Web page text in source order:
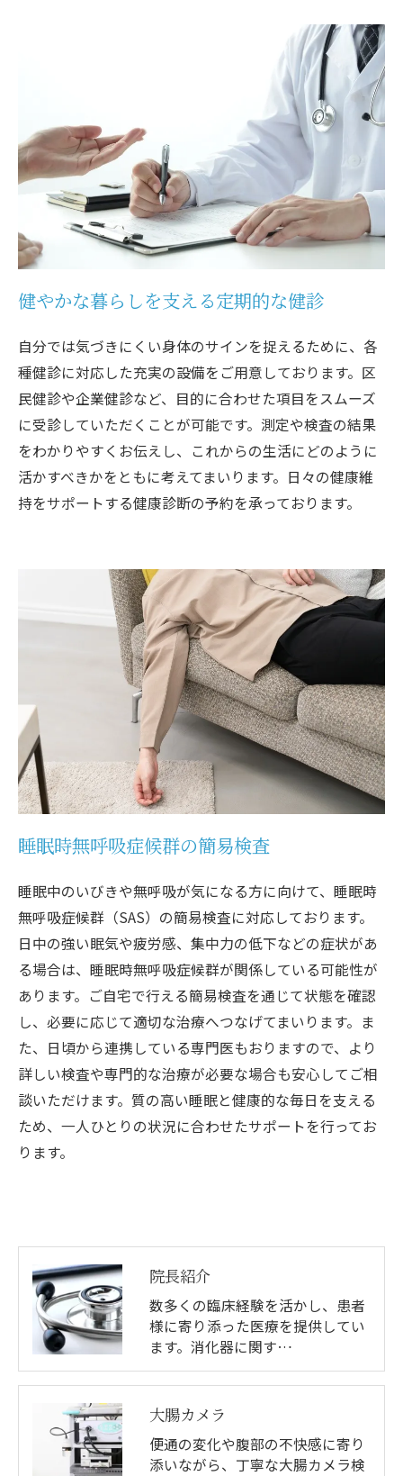
健やかな暮らしを支える定期的な健診
自分では気づきにくい身体のサインを捉えるために、各
種健診に対応した充実の設備をご用意しております。区
民健診や企業健診など、目的に合わせた項目をスムーズ
に受診していただくことが可能です。測定や検査の結果
をわかりやすくお伝えし、これからの生活にどのように
活かすべきかをともに考えてまいります。日々の健康維
持をサポートする健康診断の予約を承っております。
睡眠時無呼吸症候群の簡易検査
睡眠中のいびきや無呼吸が気になる方に向けて、睡眠時
無呼吸症候群（SAS）の簡易検査に対応しております。
日中の強い眠気や疲労感、集中力の低下などの症状があ
る場合は、睡眠時無呼吸症候群が関係している可能性が
あります。ご自宅で行える簡易検査を通じて状態を確認
し、必要に応じて適切な治療へつなげてまいります。ま
た、日頃から連携している専門医もおりますので、より
詳しい検査や専門的な治療が必要な場合も安心してご相
談いただけます。質の高い睡眠と健康的な毎日を支える
ため、一人ひとりの状況に合わせたサポートを行ってお
ります。
院長紹介
数多くの臨床経験を活かし、患者
様に寄り添った医療を提供してい
ます。消化器に関す…
大腸カメラ
便通の変化や腹部の不快感に寄り
添いながら、丁寧な大腸カメラ検